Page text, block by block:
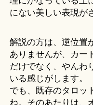
にない美しい表現が
解説の方は、逆位置
ありませんが、カー
だけでなく、やんわ
いる感じがします。
でも、既存のタロッ
ね。そのあたりは、